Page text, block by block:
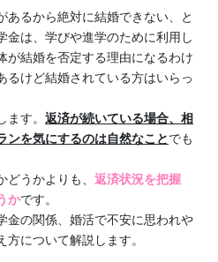
あるから絶対に結婚できない、と
金は、学びや進学のために利用し
が結婚を否定する理由になるわけ
るけど結婚されている方はいらっ
す。 返済が続いている場合、相
ンを気にするのは自然なことでも
うかよりも、 返済状況を把握
かです。
金の関係、婚活で不安に思われや
について解説します。